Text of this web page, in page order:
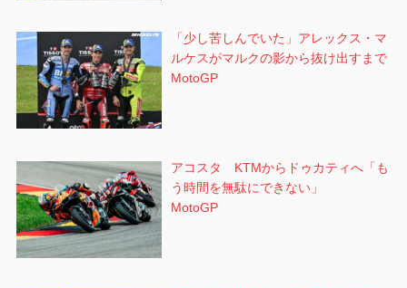
「少し苦しんでいた」アレックス・マ
ルケスがマルクの影から抜け出すまで
MotoGP
アコスタ KTMからドゥカティへ「も
う時間を無駄にできない」
MotoGP